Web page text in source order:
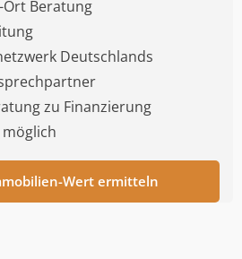
Beratung
Deutschlands
zu Finanzierung
möglich
Wert ermitteln